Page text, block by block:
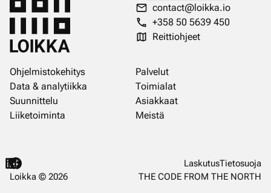
contact@loikka.io
+358 50 5639 450
Reittiohjeet
Ohjelmistokehitys
Data & analytiikka
Suunnittelu
Liiketoiminta
Palvelut
Toimialat
Asiakkaat
Meistä
Loikka © 2026 THE CODE FROM THE NORTH
LaskutusTietosuoja